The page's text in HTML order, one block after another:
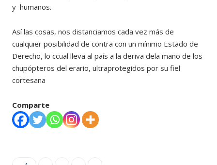
y humanos.
Así las cosas, nos distanciamos cada vez más de
cualquier posibilidad de contra con un mínimo Estado de
Derecho, lo ccual lleva al país a la deriva dela mano de los
chupópteros del erario, ultraprotegidos por su fiel
cortesana
Comparte